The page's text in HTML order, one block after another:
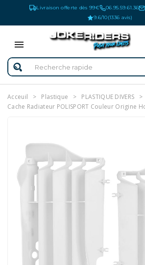
Livraison offerte dès 99€ 06.95.59.61.36
9.6/10(1336 avis)
Acceuil Plastique PLASTIQUE DIVERS
Cache Radiateur POLISPORT Couleur Origine